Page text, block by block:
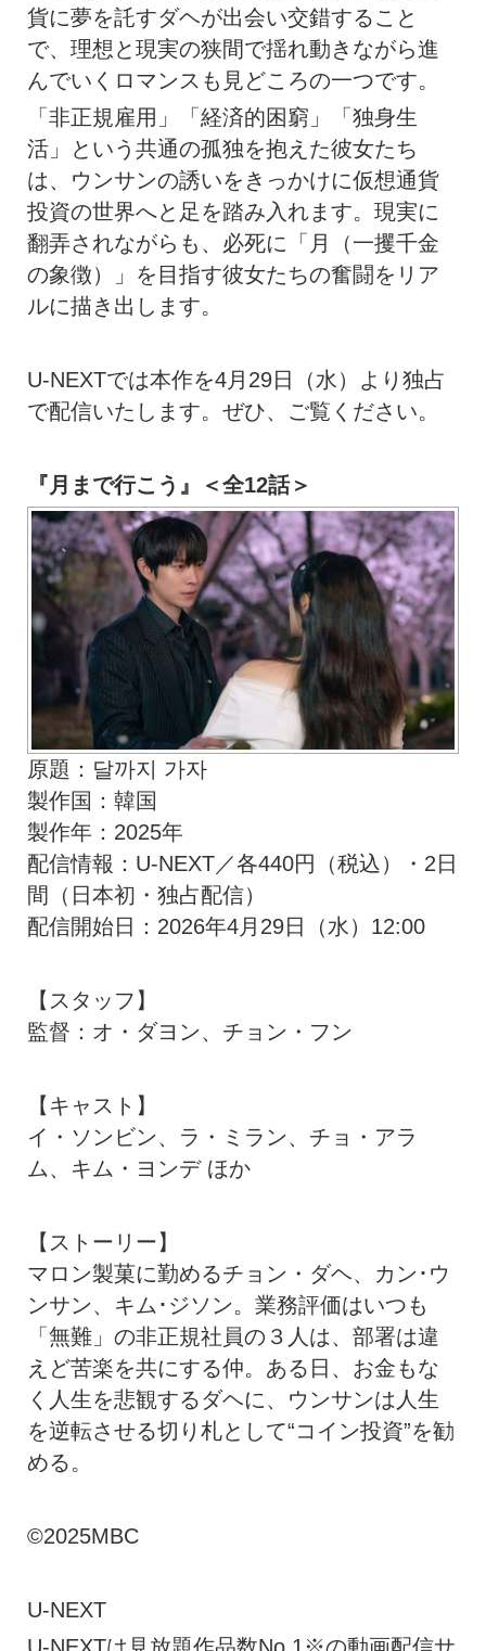
貨に夢を託すダヘが出会い交錯すること
で、理想と現実の狭間で揺れ動きながら進
んでいくロマンスも見どころの一つです。
「非正規雇用」「経済的困窮」「独身生
活」という共通の孤独を抱えた彼女たち
は、ウンサンの誘いをきっかけに仮想通貨
投資の世界へと足を踏み入れます。現実に
翻弄されながらも、必死に「月（一攫千金
の象徴）」を目指す彼女たちの奮闘をリア
ルに描き出します。
U-NEXTでは本作を4月29日（水）より独占
で配信いたします。ぜひ、ご覧ください。
『月まで行こう』＜全12話＞
原題：달까지 가자
製作国：韓国
製作年：2025年
配信情報：U-NEXT／各440円（税込）・2日
間（日本初・独占配信）
配信開始日：2026年4月29日（水）12:00
【スタッフ】
監督：オ・ダヨン、チョン・フン
【キャスト】
イ・ソンビン、ラ・ミラン、チョ・アラ
ム、キム・ヨンデ ほか
【ストーリー】
マロン製菓に勤めるチョン・ダヘ、カン･ウ
ンサン、キム･ジソン。業務評価はいつも
「無難」の非正規社員の３人は、部署は違
えど苦楽を共にする仲。ある日、お金もな
く人生を悲観するダヘに、ウンサンは人生
を逆転させる切り札として“コイン投資”を勧
める。
©2025MBC
U-NEXT